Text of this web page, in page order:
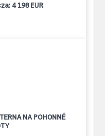
4 198 EUR
NA POHONNÉ